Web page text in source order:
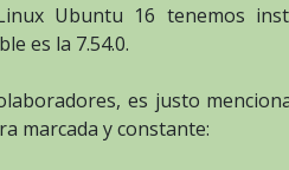
Ubuntu 16 tenemos
es la 7.54.0.
es justo
marcada y constante: